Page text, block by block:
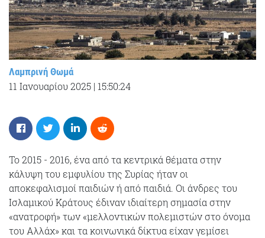
Λαμπρινή Θωμά
11 Ιανουαρίου 2025 | 15:50:24
Το 2015 - 2016, ένα από τα κεντρικά θέματα στην
κάλυψη του εμφυλίου της Συρίας ήταν οι
αποκεφαλισμοί παιδιών ή από παιδιά. Οι άνδρες του
Ισλαμικού Κράτους έδιναν ιδιαίτερη σημασία στην
«ανατροφή» των «μελλοντικών πολεμιστών στο όνομα
του Αλλάχ» και τα κοινωνικά δίκτυα είχαν γεμίσει